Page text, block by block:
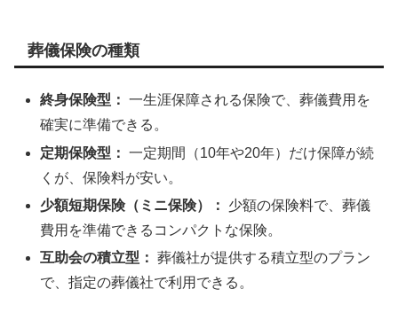
葬儀保険の種類
終身保険型： 一生涯保障される保険で、葬儀費用を
確実に準備できる。
定期保険型： 一定期間（10年や20年）だけ保障が続
くが、保険料が安い。
少額短期保険（ミニ保険）：
少額の保険料で、葬儀
費用を準備できるコンパクトな保険。
互助会の積立型： 葬儀社が提供する積立型のプラン
で、指定の葬儀社で利用できる。